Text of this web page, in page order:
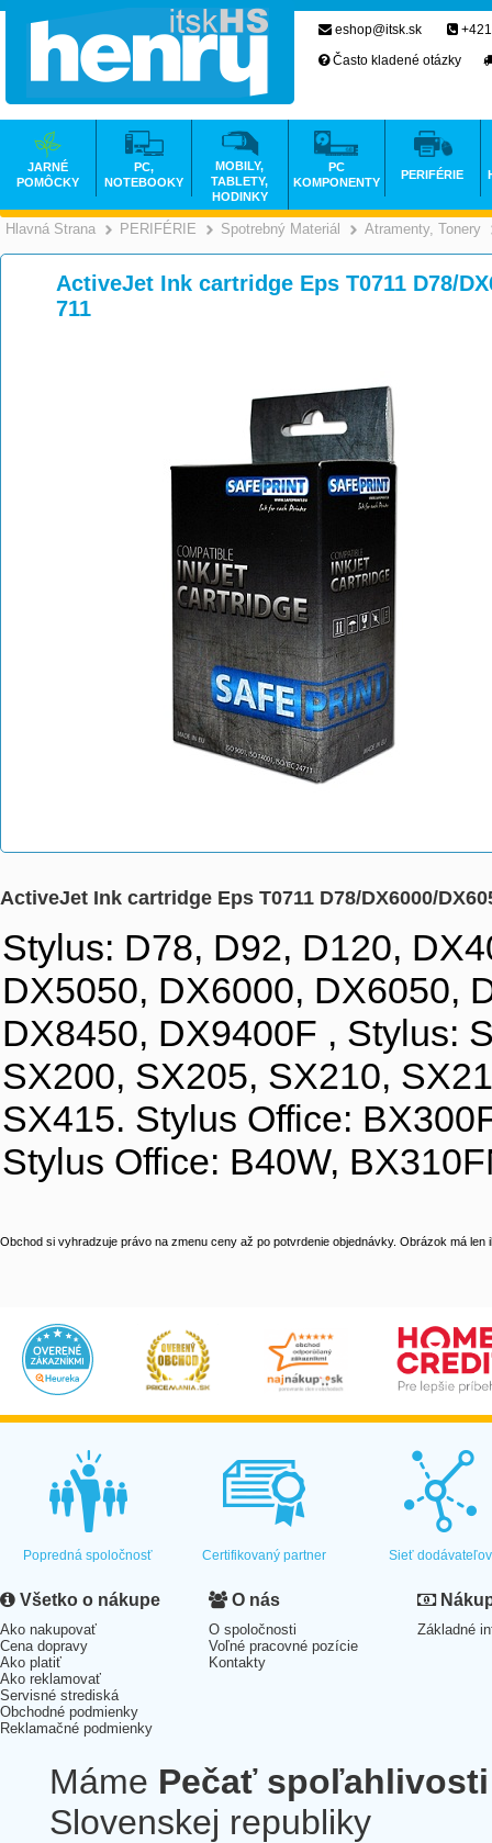
Hlavná Strana >
PERIFÉRIE >
Spotrebný Materiál >
Atramenty, Tonery
ActiveJet Ink cartridge Eps T0711 D78/
711
ActiveJet Ink cartridge Eps T0711 D78/DX6000/
Stylus: D78, D92, D120,
DX5050, DX6000, DX6050,
DX8450, DX9400F , Stylus:
SX200, SX205, SX210,
SX415. Stylus Office:
Stylus Office: B40W,
Obchod si vyhradzuje právo na zmenu ceny až po potvrdenie objednávky. Obrázok má len
eshop@itsk.sk
Často kladené otázky
JARNÉ
POMÔCKY
PC,
NOTEBOOKY
MOBILY,
TABLETY,
HODINKY
PC
KOMPONENTY
PERIFÉRIE
Popredná spoločnosť Certifikovaný partner Sieť dodávateľov
Všetko o nákupe
Ako nakupovať
Cena dopravy
Ako platiť
Ako reklamovať
Servisné strediská
Obchodné podmienky
Reklamačné podmienky
O nás
O spoločnosti
Voľné pracovné pozície
Kontakty
Základné
Máme Pečať spoľahlivosti
Slovenskej republiky